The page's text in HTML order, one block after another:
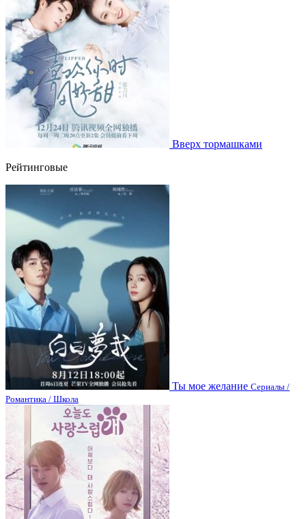
Вверх тормашками
Рейтинговые
Ты мое желание Сериалы /
Романтика / Школа